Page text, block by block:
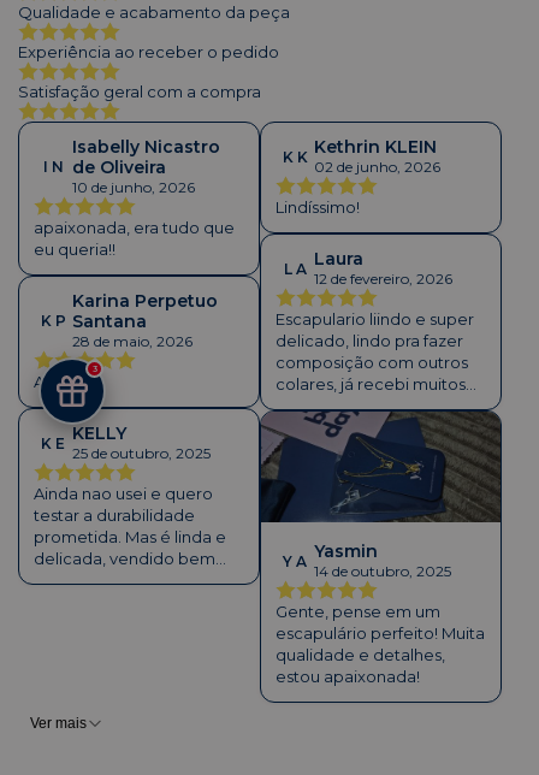
Qualidade e acabamento da peça
Experiência ao receber o pedido
Satisfação geral com a compra
I N
Isabelly Nicastro
de Oliveira
10 de junho, 2026
apaixonada, era tudo que
eu queria!!
K P
Karina Perpetuo
Santana
28 de maio, 2026
Amei!!!!!!
K E KELLY
25 de outubro, 2025
Ainda nao usei e quero
testar a durabilidade
prometida. Mas é linda e
delicada, vendido bem
embalada cim garantia e
K K Kethrin KLEIN
02 de junho, 2026
Lindíssimo!
L A Laura
12 de fevereiro, 2026
Escapulario liindo e super
delicado, lindo pra fazer
composição com outros
colares, já recebi muitos
elogios dele!!!
Y A Yasmin
14 de outubro, 2025
Gente, pense em um
escapulário perfeito! Muita
qualidade e detalhes,
estou apaixonada!
Ver mais
3